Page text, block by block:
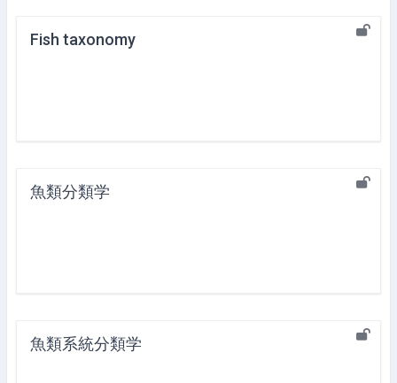
Fish taxonomy
魚類分類学
魚類系統分類学